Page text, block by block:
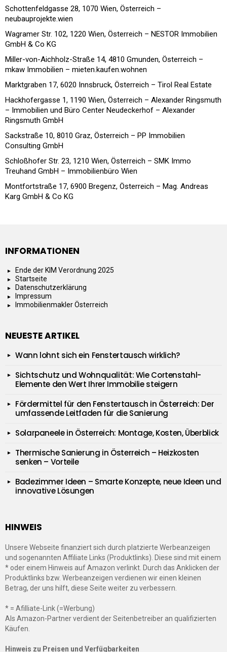
Schottenfeldgasse 28, 1070 Wien, Österreich –
neubauprojekte.wien
Wagramer Str. 102, 1220 Wien, Österreich – NESTOR Immobilien
GmbH & Co KG
Miller-von-Aichholz-Straße 14, 4810 Gmunden, Österreich –
mkaw Immobilien – mieten.kaufen.wohnen
Marktgraben 17, 6020 Innsbruck, Österreich – Tirol Real Estate
Hackhofergasse 1, 1190 Wien, Österreich – Alexander Ringsmuth
– Immobilien und Büro Center Neudeckerhof – Alexander
Ringsmuth GmbH
Sackstraße 10, 8010 Graz, Österreich – PP Immobilien
Consulting GmbH
Schloßhofer Str. 23, 1210 Wien, Österreich – SMK Immo
Treuhand GmbH – Immobilienbüro Wien
Montfortstraße 17, 6900 Bregenz, Österreich – Mag. Andreas
Karg GmbH & Co KG
INFORMATIONEN
Ende der KIM Verordnung 2025
Startseite
Datenschutzerklärung
Impressum
Immobilienmakler Österreich
NEUESTE ARTIKEL
Wann lohnt sich ein Fenstertausch wirklich?
Sichtschutz und Wohnqualität: Wie Cortenstahl-
Elemente den Wert Ihrer Immobilie steigern
Fördermittel für den Fenstertausch in Österreich: Der
umfassende Leitfaden für die Sanierung
Solarpaneele in Österreich: Montage, Kosten, Überblick
Thermische Sanierung in Österreich – Heizkosten
senken – Vorteile
Badezimmer Ideen – Smarte Konzepte, neue Ideen und
innovative Lösungen
HINWEIS
Unsere Webseite finanziert sich durch platzierte Werbeanzeigen
und sogenannten Affiliate Links (Produktlinks). Diese sind mit einem
* oder einem Hinweis auf Amazon verlinkt. Durch das Anklicken der
Produktlinks bzw. Werbeanzeigen verdienen wir einen kleinen
Betrag, der uns hilft, diese Seite weiter zu verbessern.
* = Afilliate-Link (=Werbung)
Als Amazon-Partner verdient der Seitenbetreiber an qualifizierten
Käufen.
Hinweis zu Preisen und Verfügbarkeiten